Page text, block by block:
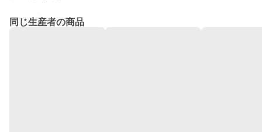
同じ生産者の商品